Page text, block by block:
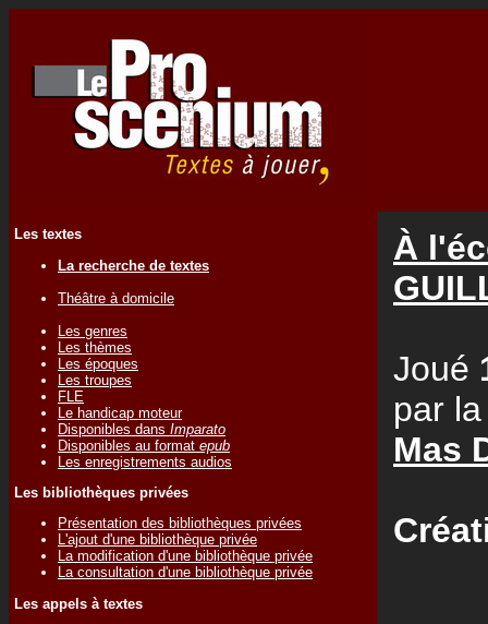
Les textes
La recherche de textes
Théâtre à domicile
Les genres
Les thèmes
Les époques
Les troupes
FLE
Le handicap moteur
Disponibles dans Imparato
Disponibles au format epub
Les enregistrements audios
Les bibliothèques privées
Présentation des bibliothèques privées
L'ajout d'une bibliothèque privée
La modification d'une bibliothèque privée
La consultation d'une bibliothèque privée
Les appels à textes
À
Joué
par
Mas